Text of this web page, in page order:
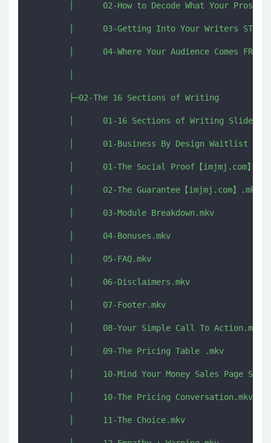
│      02-How to Decode What Your
│      03-Getting Into Your Writers
│      04-Where Your Audience Comes
        ├─02-The 16 Sections of Writing
│      01-16 Sections of Writing Slide
│      01-Business By Design Waitlist
│      01-The Social Proof【imjmj.com】
        │      02-The Guarantee【imjmj.com】.mkv
        │      03-Module Breakdown.mkv
        │      04-Bonuses.mkv
        │      05-FAQ.mkv
        │      06-Disclaimers.mkv
        │      07-Footer.mkv
        │      08-Your Simple Call To Action.mkv
        │      09-The Pricing Table .mkv
│      10-Mind Your Money Sales Page
        │      10-The Pricing Conversation.mkv
        │      11-The Choice.mkv